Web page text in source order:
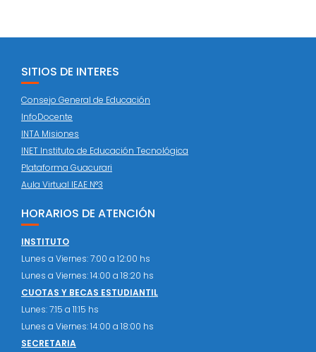
SITIOS DE INTERES
Consejo General de Educación
InfoDocente
INTA Misiones
INET Instituto de Educación Tecnológica
Plataforma Guacurari
Aula Virtual IEAE N°3
HORARIOS DE ATENCIÓN
INSTITUTO
Lunes a Viernes: 7:00 a 12:00 hs
Lunes a Viernes: 14:00 a 18:20 hs
CUOTAS Y BECAS ESTUDIANTIL
Lunes: 7:15 a 11:15 hs
Lunes a Viernes: 14:00 a 18:00 hs
SECRETARIA